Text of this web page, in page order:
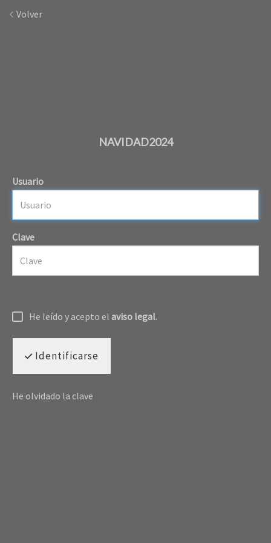
Volver
NAVIDAD2024
Usuario
Clave
He leído y acepto el aviso legal.
Identificarse
He olvidado la clave